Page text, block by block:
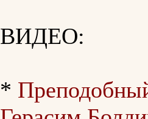
ВИДЕО:
*